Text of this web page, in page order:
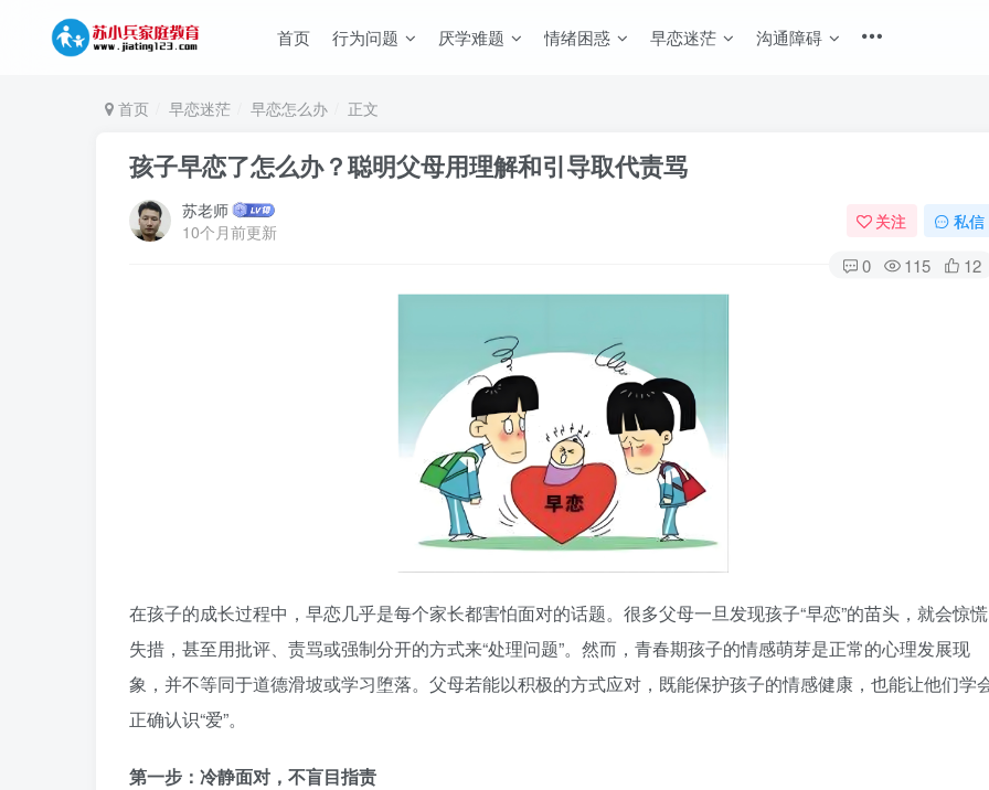
首页 行为问题 厌学难题 情绪困惑 早恋迷茫 沟通障碍
首页 早恋迷茫 早恋怎么办 正文
孩子早恋了怎么办？聪明父母用理解和引导取代责骂
苏老师
10个月前更新
关注 私信
0 115 12
在孩子的成长过程中，早恋几乎是每个家长都害怕面对的话题。很多父母一旦发现孩子“早恋”的苗头，就会惊慌
失措，甚至用批评、责骂或强制分开的方式来“处理问题”。然而，青春期孩子的情感萌芽是正常的心理发展现
象，并不等同于道德滑坡或学习堕落。父母若能以积极的方式应对，既能保护孩子的情感健康，也能让他们学
正确认识“爱”。
第一步：冷静面对，不盲目指责